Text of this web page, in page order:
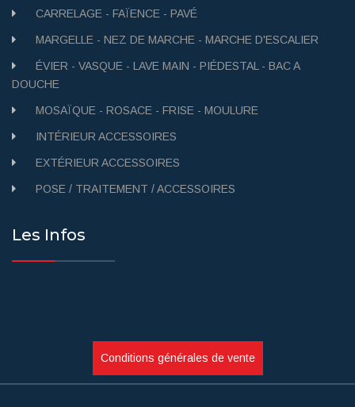
CARRELAGE - FAÏENCE - PAVÉ
MARGELLE - NEZ DE MARCHE - MARCHE D'ESCALIER
ÉVIER - VASQUE - LAVE MAIN - PIÉDESTAL - BAC A
DOUCHE
MOSAÏQUE - ROSACE - FRISE - MOULURE
INTÉRIEUR ACCESSOIRES
EXTÉRIEUR ACCESSOIRES
POSE / TRAITEMENT / ACCESSOIRES
Les Infos
Conditions générales de vente